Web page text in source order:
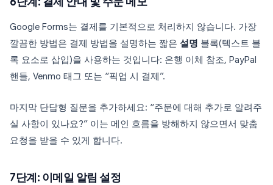
Google Forms는 결제를 기본적으로 처리하지 않습니다. 가장
깔끔한 방법은 결제 방법을 설명하는 짧은 설명 블록(텍스트 블
록 요소로 삽입)을 사용하는 것입니다: 은행 이체 참조, PayPal
핸들, Venmo 태그 또는 “픽업 시 결제”.
마지막 단답형 질문을 추가하세요: “주문에 대해 추가로 알려주
실 사항이 있나요?” 이는 메인 흐름을 방해하지 않으면서 맞춤
요청을 받을 수 있게 합니다.
7단계: 이메일 알림 설정